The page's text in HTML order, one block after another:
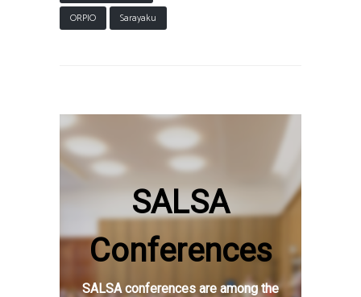
ORPIO
Sarayaku
SALSA
Conferences
SALSA conferences are among the